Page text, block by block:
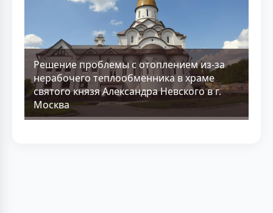
Решение проблемы с отоплением из-за
нерабочего теплообменника в храме
святого князя Александра Невского в г.
Москва